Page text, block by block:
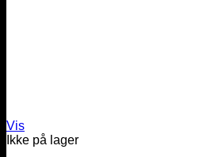
Vis
Ikke på lager